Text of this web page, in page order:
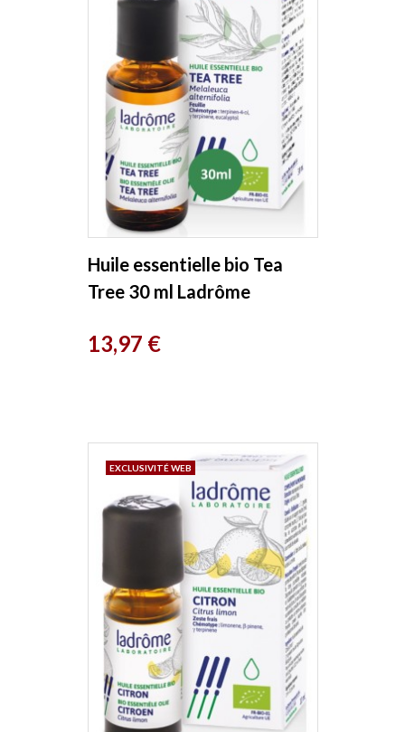
Huile essentielle bio Tea
Tree 30 ml Ladrôme
Prix
13,97 €
EXCLUSIVITÉ WEB